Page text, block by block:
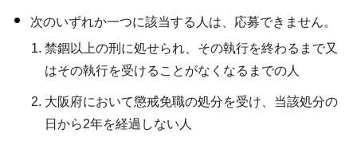
次のいずれか一つに該当する人は、応募できません。
禁錮以上の刑に処せられ、その執行を終わるまで又
はその執行を受けることがなくなるまでの人
大阪府において懲戒免職の処分を受け、当該処分の
日から2年を経過しない人